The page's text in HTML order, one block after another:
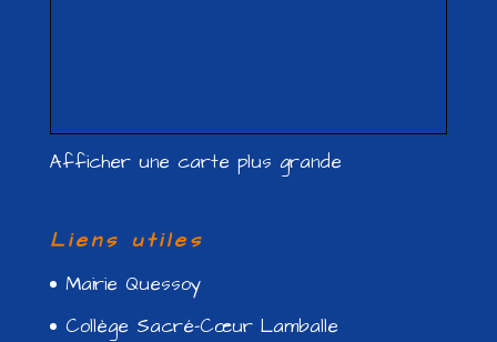
Afficher une carte plus grande
Liens utiles
Mairie Quessoy
Collège Sacré-Cœur Lamballe